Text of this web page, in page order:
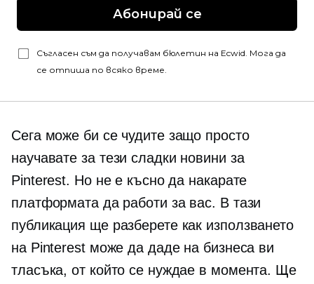
Абонирай се
Съгласен съм да получавам бюлетин на Ecwid. Мога да
се отпиша по всяко време.
Сега може би се чудите защо просто
научавате за тези сладки новини за
Pinterest. Но не е късно да накарате
платформата да работи за вас. В тази
публикация ще разберете как използването
на Pinterest може да даде на бизнеса ви
тласъка, от който се нуждае в момента. Ще